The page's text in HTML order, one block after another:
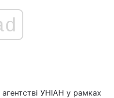
УНІАН у рамках